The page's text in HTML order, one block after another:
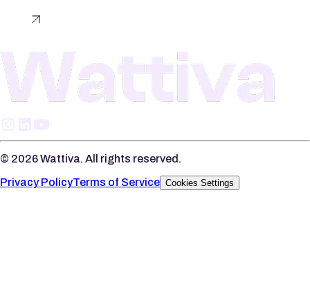
© 2026Wattiva. All rights reserved.
Privacy PolicyTerms of Service Cookies Settings